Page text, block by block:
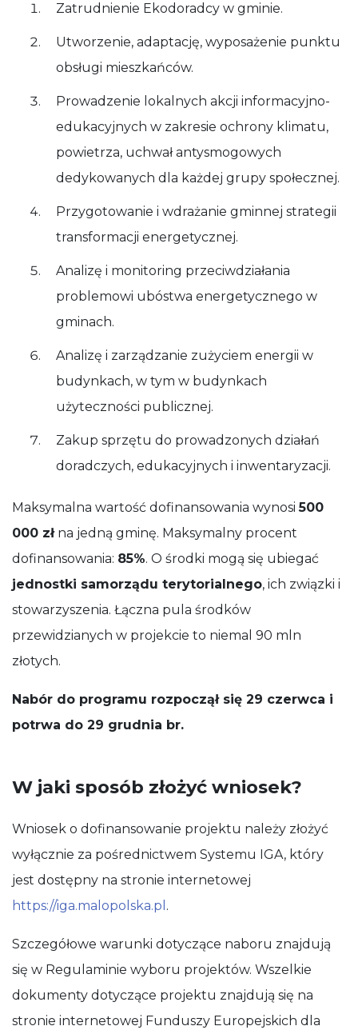
Zatrudnienie Ekodoradcy w gminie.
Utworzenie, adaptację, wyposażenie punktu
obsługi mieszkańców.
Prowadzenie lokalnych akcji informacyjno-
edukacyjnych w zakresie ochrony klimatu,
powietrza, uchwał antysmogowych
dedykowanych dla każdej grupy społecznej.
Przygotowanie i wdrażanie gminnej strategii
transformacji energetycznej.
Analizę i monitoring przeciwdziałania
problemowi ubóstwa energetycznego w
gminach.
Analizę i zarządzanie zużyciem energii w
budynkach, w tym w budynkach
użyteczności publicznej.
Zakup sprzętu do prowadzonych działań
doradczych, edukacyjnych i inwentaryzacji.
Maksymalna wartość dofinansowania wynosi500
000 złna jedną gminę. Maksymalny procent
dofinansowania: 85%. O środki mogą się ubiegać
jednostki samorządu terytorialnego, ich związki i
stowarzyszenia. Łączna pula środków
przewidzianych w projekcie to niemal 90 mln
złotych.
Nabór do programu rozpoczął się 29 czerwca i
potrwa do 29 grudnia br.
W jaki sposób złożyć wniosek?
Wniosek o dofinansowanie projektu należy złożyć
wyłącznie za pośrednictwem Systemu IGA, który
jest dostępny na stronie internetowej
https://iga.malopolska.pl .
Szczegółowe warunki dotyczące naboru znajdują
się w Regulaminie wyboru projektów. Wszelkie
dokumenty dotyczące projektu znajdują się na
stronie internetowej Funduszy Europejskich dla